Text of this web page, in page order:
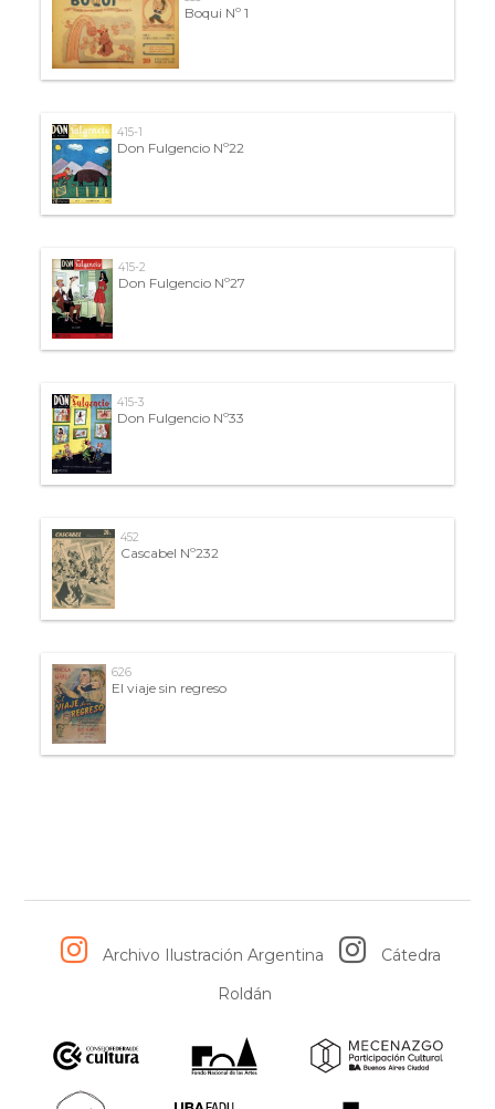
Boqui Nº 1
415-1
Don Fulgencio Nº22
415-2
Don Fulgencio Nº27
415-3
Don Fulgencio Nº33
452
Cascabel Nº232
626
El viaje sin regreso
Archivo Ilustración Argentina
Cátedra
Roldán